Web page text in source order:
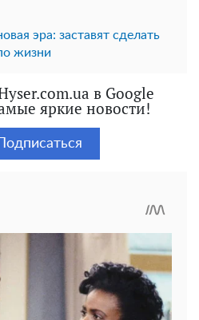
эра: заставят сделать
жизни
в Google
яркие новости!
Подписаться